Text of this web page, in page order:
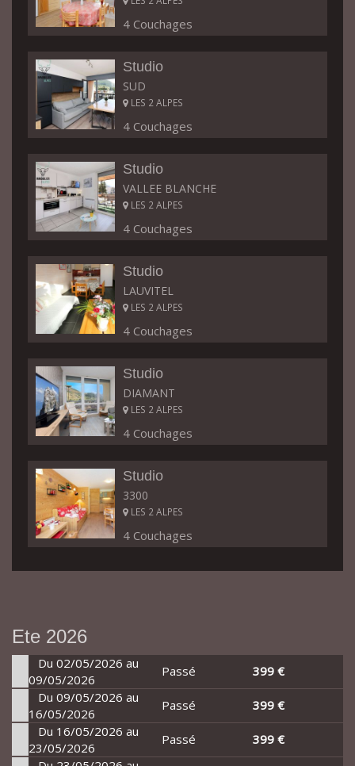
4 Couchages
Studio
SUD
LES 2 ALPES
4 Couchages
Studio
VALLEE BLANCHE
LES 2 ALPES
4 Couchages
Studio
LAUVITEL
LES 2 ALPES
4 Couchages
Studio
DIAMANT
LES 2 ALPES
4 Couchages
Studio
3300
LES 2 ALPES
4 Couchages
Ete 2026
Du 02/05/2026 au
09/05/2026
Passé
399 €
Du 09/05/2026 au
16/05/2026
Passé
399 €
Du 16/05/2026 au
23/05/2026
Passé
399 €